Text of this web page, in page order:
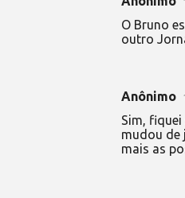
O Bruno
outro
Anônimo
Sim, fiquei
mudou de
mais as